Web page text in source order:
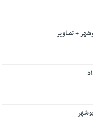
+ تصاویر